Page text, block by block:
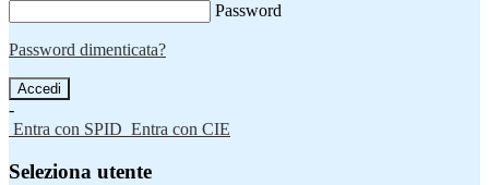
Password
Password dimenticata?
-
Entra con SPID Entra con CIE
Seleziona utente